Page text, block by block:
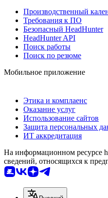
Производственный
Требования к ПО
Безопасный HeadHunter
HeadHunter API
Поиск работы
Поиск по резюме
Мобильное приложение
Этика и комплаенс
Оказание услуг
Использование сайтов
Защита персональных
ИТ аккредитация
На информационном ресурсе
сведений, относящихся к